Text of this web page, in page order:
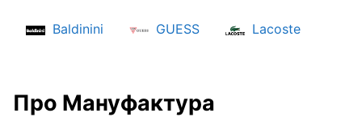
Baldinini GUESS Lacoste
Про Мануфактура